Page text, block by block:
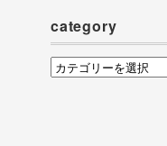
category
category